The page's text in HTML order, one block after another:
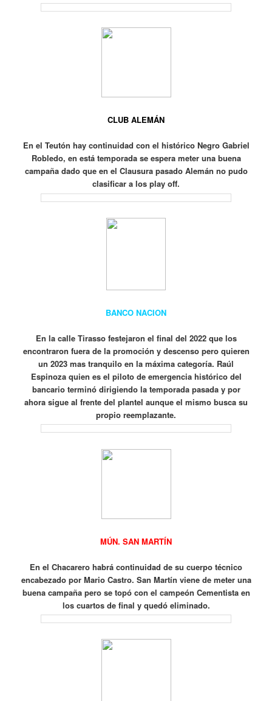
CLUB ALEMÁN
En el Teutón hay continuidad con el histórico Negro Gabriel
Robledo, en está temporada se espera meter una buena
campaña dado que en el Clausura pasado Alemán no pudo
clasificar a los play off.
BANCO NACION
En la calle Tirasso festejaron el final del 2022 que los
encontraron fuera de la promoción y descenso pero quieren
un 2023 mas tranquilo en la máxima categoría. Raúl
Espinoza quien es el piloto de emergencia histórico del
bancario terminó dirigiendo la temporada pasada y por
ahora sigue al frente del plantel aunque el mismo busca su
propio reemplazante.
MÚN. SAN MARTÍN
En el Chacarero habrá continuidad de su cuerpo técnico
encabezado por Mario Castro. San Martín viene de meter una
buena campaña pero se topó con el campeón Cementista en
los cuartos de final y quedó eliminado.